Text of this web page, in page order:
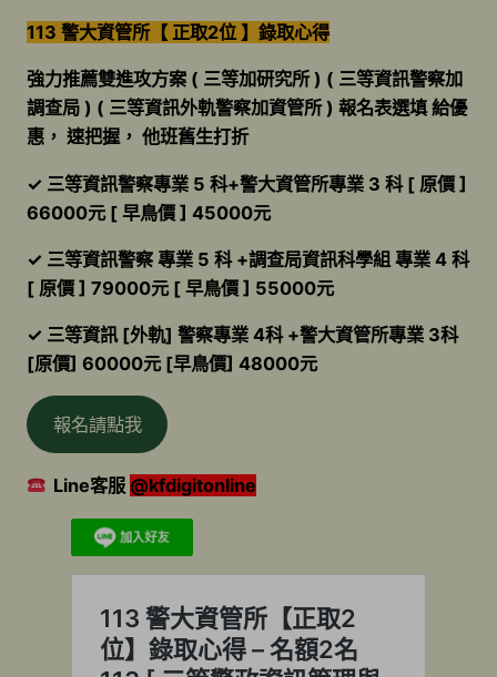
113 警大資管所【 正取2位 】錄取心得
強力推薦雙進攻方案 ( 三等加研究所 ) ( 三等資訊警察加
調查局 ) ( 三等資訊外軌警察加資管所 ) 報名表選填 給優
惠， 速把握， 他班舊生打折
✓ 三等資訊警察專業 5 科+警大資管所專業 3 科 [ 原價 ]
66000元 [ 早鳥價 ] 45000元
✓ 三等資訊警察 專業 5 科 +調查局資訊科學組 專業 4 科
[ 原價 ] 79000元 [ 早鳥價 ] 55000元
✓ 三等資訊 [外軌] 警察專業 4科 +警大資管所專業 3科
[原價] 60000元 [早鳥價] 48000元
報名請點我
Line客服 @kfdigitonline